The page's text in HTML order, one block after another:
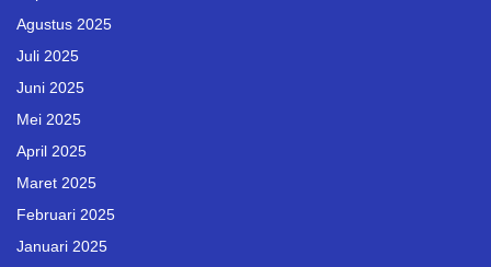
Agustus 2025
Juli 2025
Juni 2025
Mei 2025
April 2025
Maret 2025
Februari 2025
Januari 2025